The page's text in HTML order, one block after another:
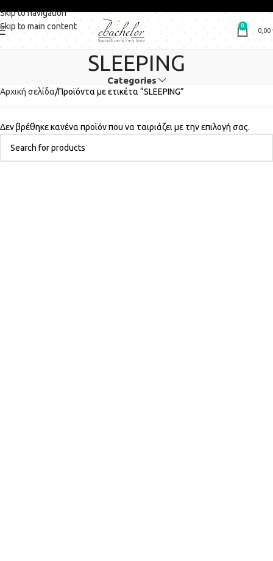
Skip to navigation
Skip to main content
0
0,00
SLEEPING
Categories
Αρχική σελίδα Προϊόντα με ετικέτα “SLEEPING”
Δεν βρέθηκε κανένα προϊόν που να ταιριάζει με την επιλογή σας.